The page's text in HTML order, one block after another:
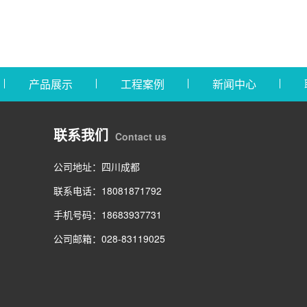
产品展示 工程案例 新闻中心
联系我们 Contact us
公司地址：四川成都
联系电话：18081871792
手机号码：18683937731
公司邮箱：028-83119025